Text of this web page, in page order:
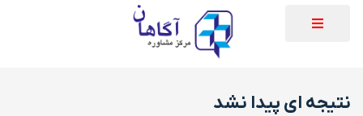
نتیجه ای پیدا نشد